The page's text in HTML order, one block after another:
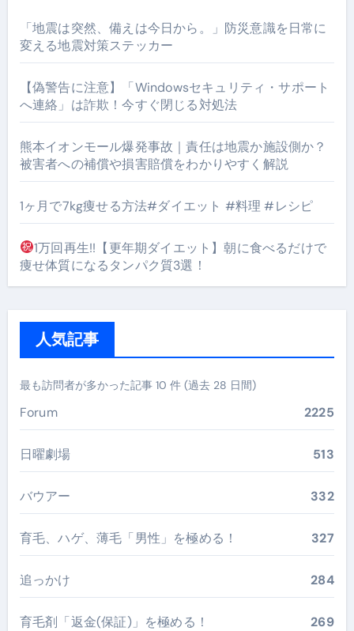
「地震は突然、備えは今日から。」防災意識を日常に
変える地震対策ステッカー
【偽警告に注意】「Windowsセキュリティ・サポート
へ連絡」は詐欺！今すぐ閉じる対処法
熊本イオンモール爆発事故｜責任は地震か施設側か？
被害者への補償や損害賠償をわかりやすく解説
1ヶ月で7kg痩せる方法#ダイエット #料理 #レシピ
1万回再生!!【更年期ダイエット】朝に食べるだけで
痩せ体質になるタンパク質3選！
人気記事
最も訪問者が多かった記事 10 件 (過去 28 日間)
Forum 2225
日曜劇場 513
バウアー 332
育毛、ハゲ、薄毛「男性」を極める！ 327
追っかけ 284
育毛剤「返金(保証)」を極める！ 269